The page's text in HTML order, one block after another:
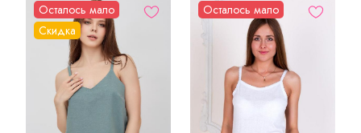
Осталось мало
Скидка
Осталось мало